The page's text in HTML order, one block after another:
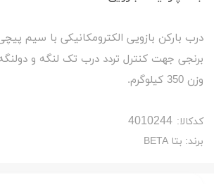
درب بارکن بازویی الکترومکانیکی با سیم
وزن 350 کیلوگرم.
کدکالا:
برند: بتا BETA